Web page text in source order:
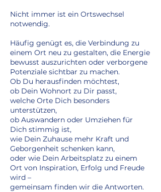
Nicht immer ist ein Ortswechsel
notwendig.
Häufig genügt es, die Verbindung zu
einem Ort neu zu gestalten, die Energie
bewusst auszurichten oder verborgene
Potenziale sichtbar zu machen.
Ob Du herausfinden möchtest,
ob Dein Wohnort zu Dir passt,
welche Orte Dich besonders
unterstützen,
ob Auswandern oder Umziehen für
Dich stimmig ist,
wie Dein Zuhause mehr Kraft und
Geborgenheit schenken kann,
oder wie Dein Arbeitsplatz zu einem
Ort von Inspiration, Erfolg und Freude
wird –
gemeinsam finden wir die Antworten.